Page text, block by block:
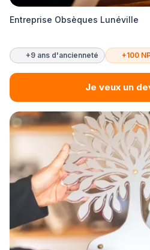
Entreprise Obsèques Lunéville
+9 ans d'ancienneté +100
Je veux un